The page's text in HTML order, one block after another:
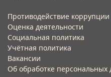
Противодействие коррупции
Оценка деятельности
Социальная политика
Учётная политика​
Вакансии​
Об обработке персональных